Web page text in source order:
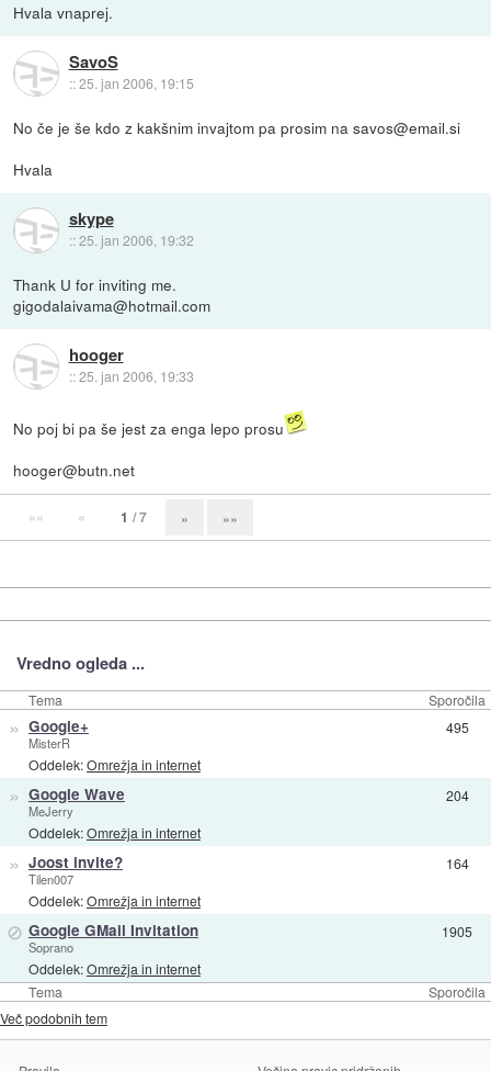
Hvala vnaprej.
SavoS
::25. jan 2006, 19:15
No če je še kdo z kakšnim invajtom pa prosim na savos@email.si
Hvala
skype
::25. jan 2006, 19:32
Thank U for inviting me.
gigodalaivama@hotmail.com
hooger
::25. jan 2006, 19:33
No poj bi pa še jest za enga lepo prosu
hooger@butn.net
«« « 1 / 7 » »»
Vredno ogleda ...
Tema Sporočila
Tema Sporočila
» Google+
MisterR
Oddelek:Omrežja in internet
495
» Google Wave
MeJerry
Oddelek:Omrežja in internet
204
» Joost invite?
Tilen007
Oddelek:Omrežja in internet
164
⊘ Google GMail Invitation
Soprano
Oddelek:Omrežja in internet
1905
Več podobnih tem